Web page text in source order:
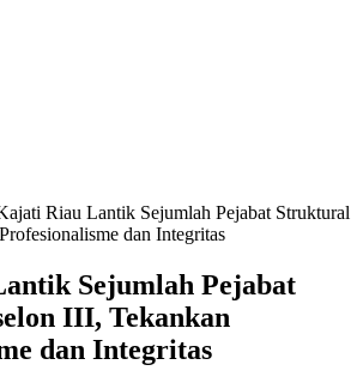
Riau Lantik Sejumlah Pejabat Struktural
dan Integritas
Sejumlah Pejabat
III, Tekankan
dan Integritas